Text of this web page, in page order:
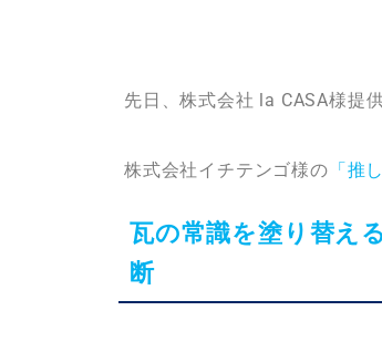
先日、株式会社 la CASA様提
株式会社イチテンゴ様の 「推
瓦の常識を塗り替え
断